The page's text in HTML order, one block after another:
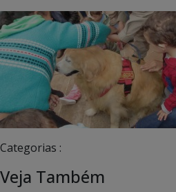
Categorias :
Veja Também